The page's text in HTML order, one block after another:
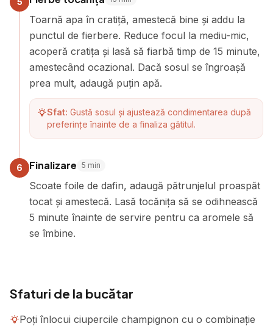
Toarnă apa în cratiță, amestecă bine și addu la
punctul de fierbere. Reduce focul la mediu-mic,
acoperă cratița și lasă să fiarbă timp de 15 minute,
amestecând ocazional. Dacă sosul se îngroașă
prea mult, adaugă puțin apă.
Sfat: Gustă sosul și ajustează condimentarea după
preferințe înainte de a finaliza gătitul.
6 Finalizare 5 min
Scoate foile de dafin, adaugă pătrunjelul proaspăt
tocat și amestecă. Lasă tocănița să se odihnească
5 minute înainte de servire pentru ca aromele să
se îmbine.
Sfaturi de la bucătar
Poți înlocui ciupercile champignon cu o combinație